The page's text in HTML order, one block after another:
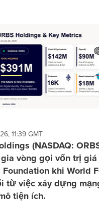
11:39 GMT
(NASDAQ:
vòng gọi vốn trị
khi World
từ việc xây dựng
tiện ích.